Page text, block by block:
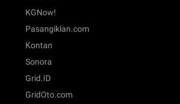
KGNow!
Pasangiklan.com
Kontan
Sonora
Grid.ID
GridOto.com